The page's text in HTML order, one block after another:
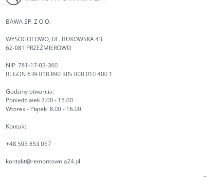
BAWA SP. Z O.O.
WYSOGOTOWO, UL. BUKOWSKA 43,
62-081 PRZEŹMIEROWO
NIP: 781-17-03-360
REGON 639 018 890 KRS 000 010 400 1
Godziny otwarcia:
Poniedziałek 7.00 - 15.00
Wtorek - Piątek 8.00 - 16.00
Kontakt:
+48 503 853 057
kontakt@remontownia24.pl